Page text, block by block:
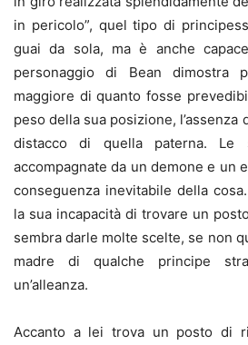
in pericolo”, quel tipo di
guai da sola, ma è anche
personaggio di Bean dimostra
maggiore di quanto fosse
peso della sua posizione, l’assenza
distacco di quella paterna. Le
accompagnate da un demone e un
conseguenza inevitabile della
la sua incapacità di trovare un
sembra darle molte scelte, se non
madre di qualche principe
un’alleanza.
Accanto a lei trova un posto di